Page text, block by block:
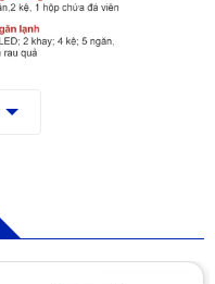
có thêm nhiều không